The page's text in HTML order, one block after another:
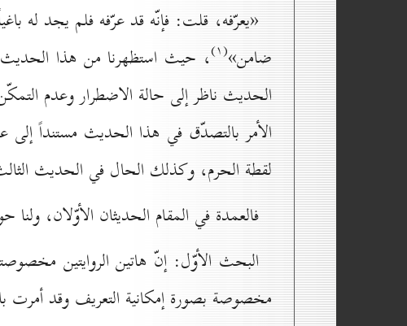
«يعرّفه، قلت: فإنّه قد عرّفه فلم يجد له
ضامن»(۱) ، حيث استظهرنا من هذا الحديث
الحديث ناظر إلى حالة الاضطرار وعدم
الأمر بالتصدّق في هذا الحديث مستنداً
لقطة الحرم، وكذلك الحال في الحديث
فالعمدة في المقام الحديثان الأوّلان،
البحث الأوّل: إنّ هاتين الروايتين
مخصوصة بصورة إمكانية التعريف وقد أمرت